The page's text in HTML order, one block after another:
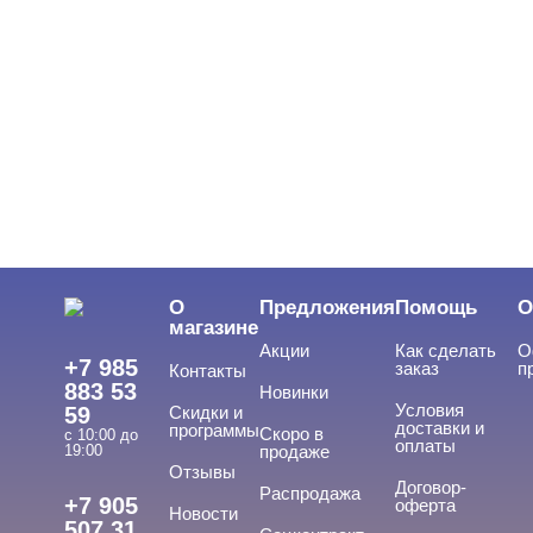
Ресницы KODI
Ресницы Lady Victory, YRE
Ресницы TNL
Ресницы TRIUMPH
Ресницы для наращивания, RUNAIL
Сопутствующие материалы
+7 985
883 53
59
с 10:00 до
19:00
+7 905
О
магазине
Контакты
Скидки и
программы
Отзывы
Новости
Предложения
Акции
Новинки
Скоро в
продаже
Распродажа
Помощь
Как сделать
заказ
Условия
доставки и
оплаты
Договор-
оферта